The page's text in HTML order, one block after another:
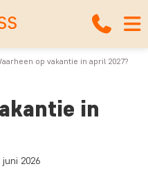
op vakantie in april 2027?
in
2026